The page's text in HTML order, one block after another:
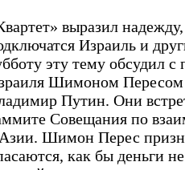
выразил
Израиль и
эту тему обсудил
Шимоном Пересом
Путин. Они
Совещания по
Шимон Перес
как бы деньги